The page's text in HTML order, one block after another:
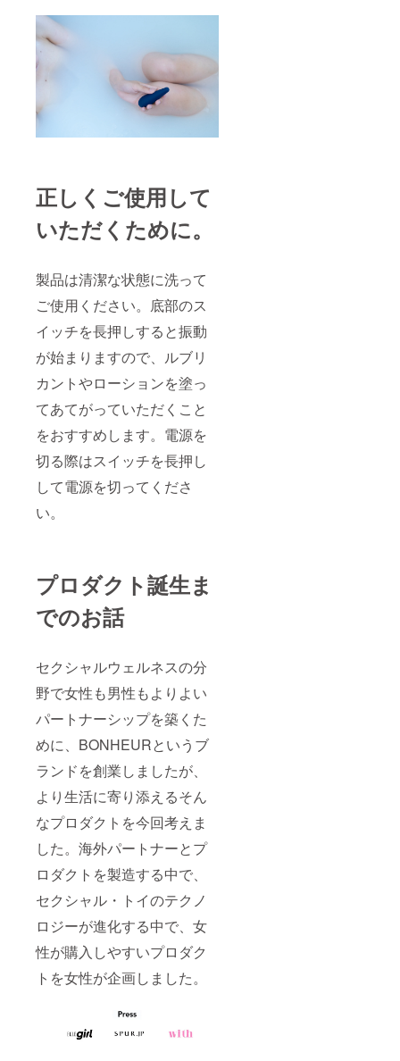
正しくご使用して
いただくために。
製品は清潔な状態に洗って
ご使用ください。底部のス
イッチを長押しすると振動
が始まりますので、ルブリ
カントやローションを塗っ
てあてがっていただくこと
をおすすめします。電源を
切る際はスイッチを長押し
して電源を切ってくださ
い。
プロダクト誕生ま
でのお話
セクシャルウェルネスの分
野で女性も男性もよりよい
パートナーシップを築くた
めに、BONHEURというブ
ランドを創業しましたが、
より生活に寄り添えるそん
なプロダクトを今回考えま
した。海外パートナーとプ
ロダクトを製造する中で、
セクシャル・トイのテクノ
ロジーが進化する中で、女
性が購入しやすいプロダク
トを女性が企画しました。